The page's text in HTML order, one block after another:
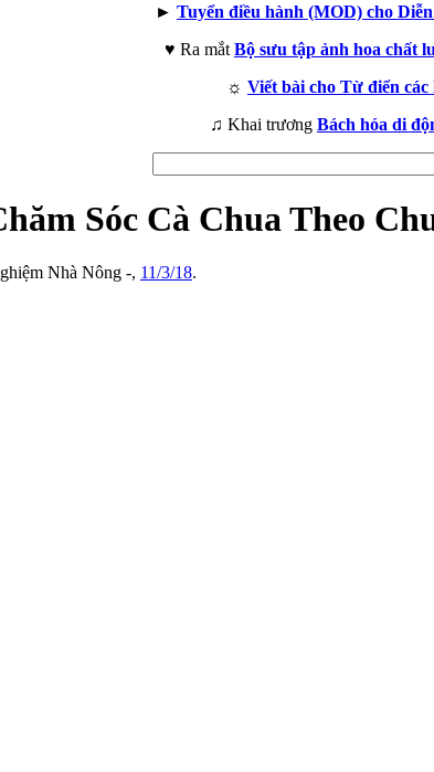
► Tuyển điều hành (MOD) cho
♥ Ra mắt Bộ sưu tập ảnh hoa chất
☼ Viết bài cho Từ điển các
♫ Khai trương Bách hóa di
Sóc Cà Chua Theo
Nhà Nông -, 11/3/18.